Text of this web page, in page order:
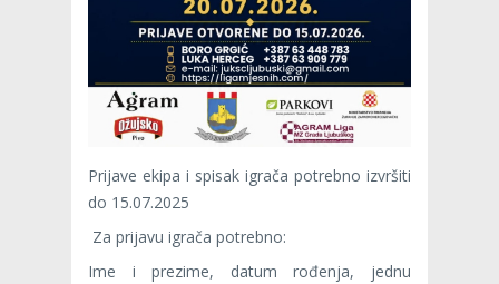
Prijave ekipa i spisak igrača potrebno izvršiti
do 15.07.2025
Za prijavu igrača potrebno:
Ime i prezime, datum rođenja, jednu